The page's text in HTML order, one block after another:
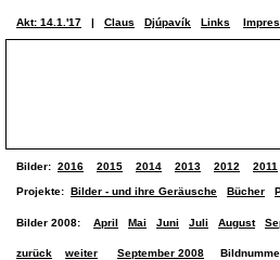
Akt: 14.1.'17 | Claus Djúpavík Links
Bilder: 2016 2015 2014 2013 2012 2011
Projekte: Bilder - und ihre Geräusche Bücher
Bilder 2008: April Mai Juni Juli August
zurück weiter September 2008